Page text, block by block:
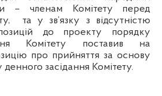
– членам Комітету перед
та у зв’язку з відсутністю
до проекту порядку
Комітету поставив на
про прийняття за основу
засідання Комітету.